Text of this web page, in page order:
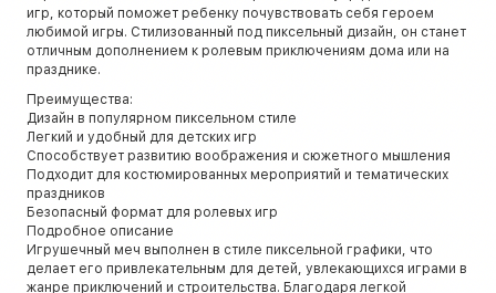
игр, который поможет ребенку почувствовать себя героем
любимой игры. Стилизованный под пиксельный дизайн, он станет
отличным дополнением к ролевым приключениям дома или на
празднике.
Преимущества:
Дизайн в популярном пиксельном стиле
Легкий и удобный для детских игр
Способствует развитию воображения и сюжетного мышления
Подходит для костюмированных мероприятий и тематических
праздников
Безопасный формат для ролевых игр
Подробное описание
Игрушечный меч выполнен в стиле пиксельной графики, что
делает его привлекательным для детей, увлекающихся играми в
жанре приключений и строительства. Благодаря легкой